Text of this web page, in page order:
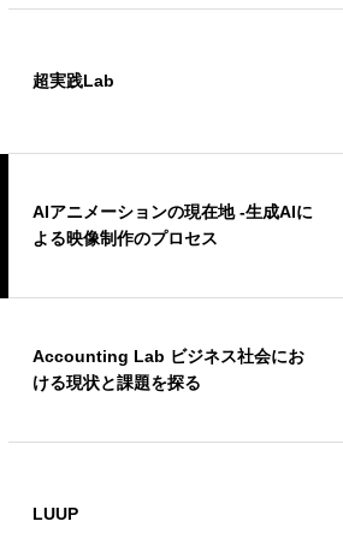
超実践Lab
AIアニメーションの現在地 -生成AIに
よる映像制作のプロセス
Accounting Lab ビジネス社会にお
ける現状と課題を探る
LUUP